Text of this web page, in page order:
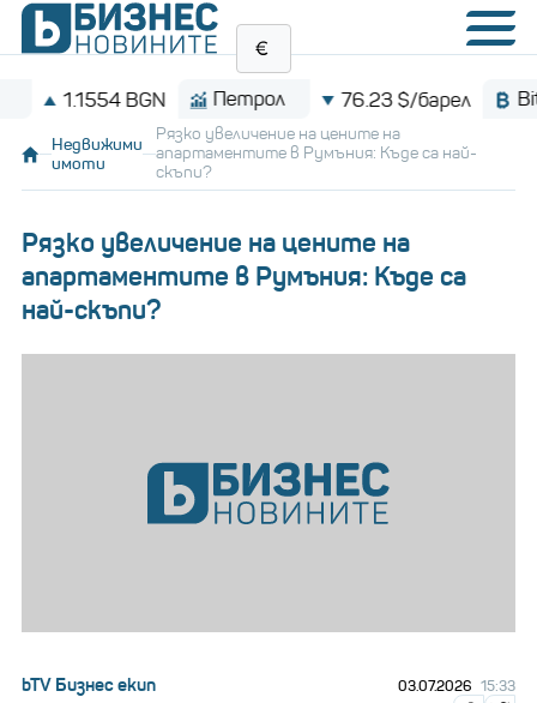
1.1554 BGN Петрол 76.23 $/барел Bitcoin
Недвижими
имоти
Рязко увеличение на цените на
апартаментите в Румъния: Къде са най-
скъпи?
Рязко увеличение на цените на
апартаментите в Румъния: Къде са
най-скъпи?
bTV Бизнес екип 03.07.2026 15:33